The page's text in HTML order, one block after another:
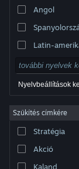
védjegyek jogos
szabályzat
| Jogi
Steam előfizetői szerződés
Angol
Latin-
Nyelvbeállítások
Szűkítés címkére
Stratégia
Akció
Kaland